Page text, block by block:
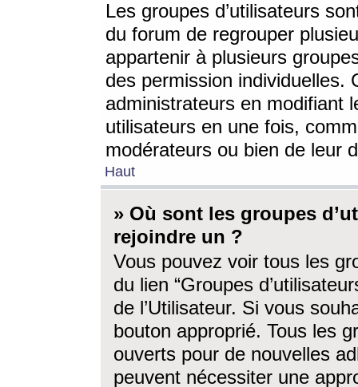
Les groupes d’utilisateurs
du forum de regrouper
appartenir à plusieurs
des permission individuelles.
administrateurs en modifiant
utilisateurs en une fois,
modérateurs ou bien de leur
Haut
» Où sont les groupes
rejoindre un ?
Vous pouvez voir tous les
du lien “Groupes
de l’Utilisateur. Si vous
bouton approprié. Tous les
ouverts pour de nouvelles
peuvent nécessiter une